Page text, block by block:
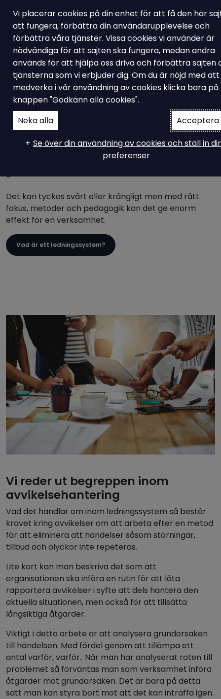
Avvikelsehanteringssystem
Vad är
Som ett viktigt och obligatoriskt område inom
ledningssystem egentligen oavsett inriktning, så utgör
hantering av avvikelser och incidenter som ett
Det kan tyckas svårt eller krångligt men med rätt
fokus, metoder och pedagogik kan det ge enorm
effekt för en verksamhet.
Vad är ett ledningssystem?
Vi reder ut begreppen inom
avvikelsehantering
Vad det handlar om inom ledningssystem så består
kravet kring avvikelser om att arbeta efter en metod
för att eliminera att händelser såsom störningar,
tillbud och olyckor inte repeteras.
Lite kort kan man beskriva det som att
organisationen ska införa en rutin för att låta
rapportera avvikelser i syfte att dels hantera den
aktuella situationen, men också för att tillsätta
långsiktiga åtgärder.
Viktigt i detta arbete är att analysera grundorsaken
till händelsen. Med fördel genom att tillämpa ett
antal varför, varför.. När man har analyserat roten till
problemet så förväntas man som verksamhet införa
åtgärder mot grundorsaken. Det är bara på detta
sätt man kan styra bort mot att det kan inträffa igen.
Vi placerar cookies på din enhet för att få den här
att fungera, förbättra din användarupplevelse och
förbättra våra tjänster. Vissa cookies vi använder är
nödvändiga för att sajten ska fungera, medan andra
används för att hjälpa oss driva och förbättra sajten
tjänsterna som vi erbjuder dig. Om du är nöjd med att
medverka i vår användning av cookies klicka bara på
knappen "Godkänn alla cookies".
Acceptera
Neka alla
Se över din användning av cookies och ställ in
preferenser